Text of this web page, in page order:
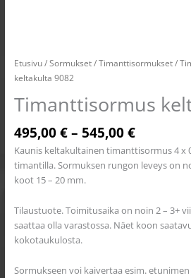
Etusivu/Sormukset/Timanttisormukset/
keltakulta 9082
Timanttisormus
495,00€ – 545,00€
Kaunis keltakultainen timanttisormus 4 x
timantilla. Sormuksen rungon leveys on
koot 15 – 20 mm.
Tilaustuote. Toimitusaika on noin 2 – 3+
saattaa olla varastossa. Näet koon
kokotaukulosta.
Sormukseen voi kaivertaa esim.